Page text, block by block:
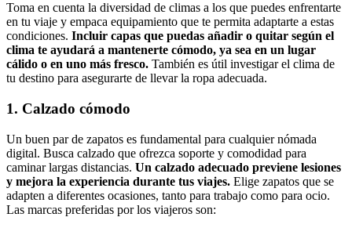
Toma en cuenta la diversidad de climas a los que puedes enfrentarte
en tu viaje y empaca equipamiento que te permita adaptarte a estas
condiciones. Incluir capas que puedas añadir o quitar según el
clima te ayudará a mantenerte cómodo, ya sea en un lugar
cálido o en uno más fresco. También es útil investigar el clima de
tu destino para asegurarte de llevar la ropa adecuada.
1. Calzado cómodo
Un buen par de zapatos es fundamental para cualquier nómada
digital. Busca calzado que ofrezca soporte y comodidad para
caminar largas distancias. Un calzado adecuado previene lesiones
y mejora la experiencia durante tus viajes. Elige zapatos que se
adapten a diferentes ocasiones, tanto para trabajo como para ocio.
Las marcas preferidas por los viajeros son: